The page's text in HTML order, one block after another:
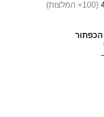
(100+ המלצות)
הכפתור